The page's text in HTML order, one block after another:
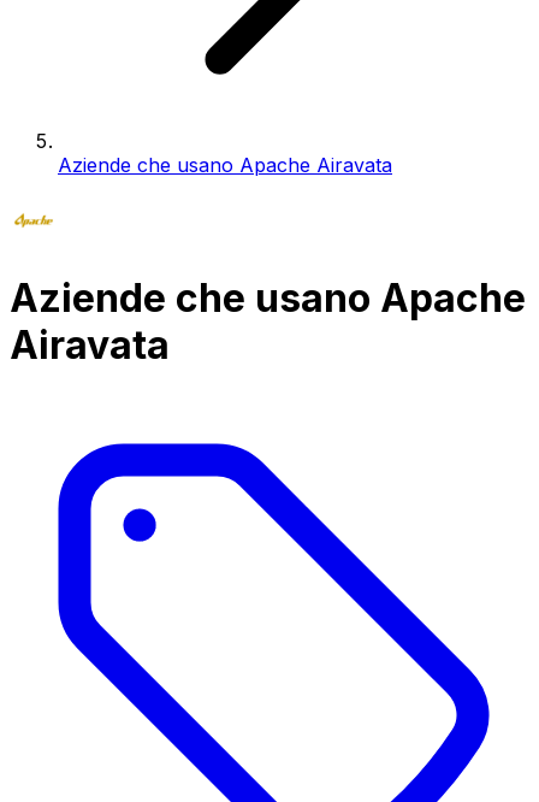
Aziende che usano Apache Airavata
Aziende che usano Apache
Airavata